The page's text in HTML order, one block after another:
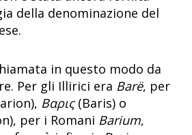
della denominazione del
in questo modo da
Per gli Illirici era Barë, per
Bαρις(Baris) o
per i Romani Barium,